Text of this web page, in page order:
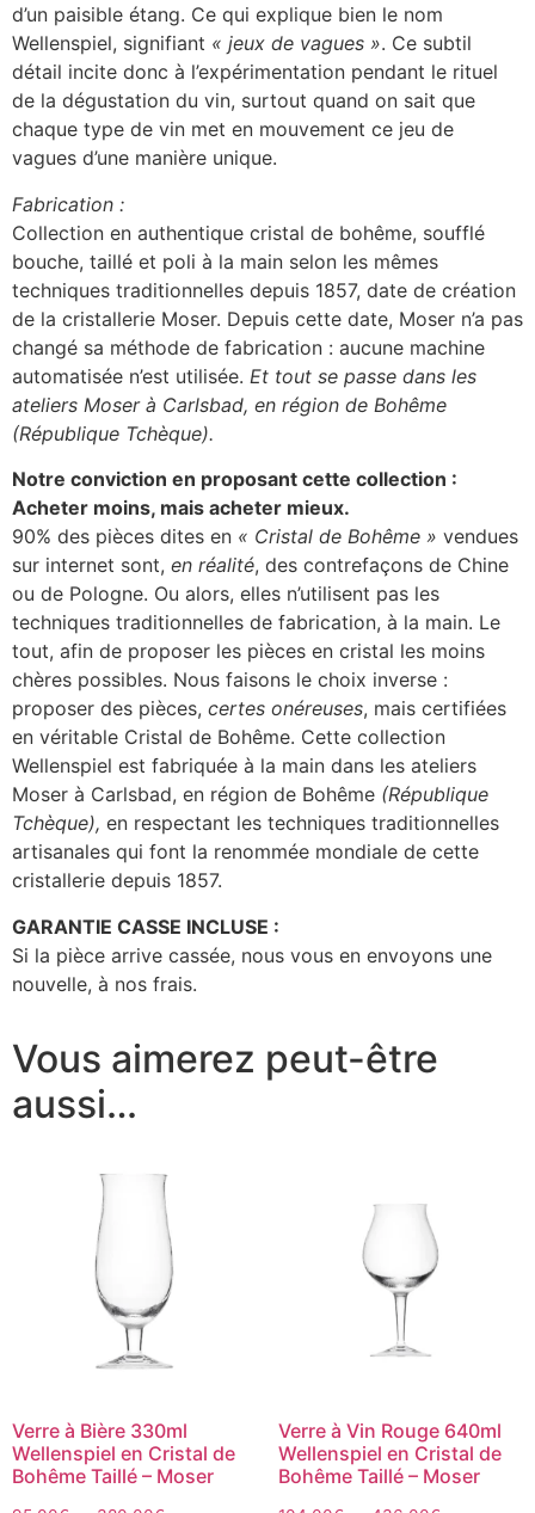
d’un paisible étang. Ce qui explique bien le nom
Wellenspiel, signifiant « jeux de vagues ». Ce subtil
détail incite donc à l’expérimentation pendant le rituel
de la dégustation du vin, surtout quand on sait que
chaque type de vin met en mouvement ce jeu de
vagues d’une manière unique.
Fabrication :
Collection en authentique cristal de bohême, soufflé
bouche, taillé et poli à la main selon les mêmes
techniques traditionnelles depuis 1857, date de création
de la cristallerie Moser. Depuis cette date, Moser n’a pas
changé sa méthode de fabrication : aucune machine
automatisée n’est utilisée. Et tout se passe dans les
ateliers Moser à Carlsbad, en région de Bohême
(République Tchèque).
Notre conviction en proposant cette collection :
Acheter moins, mais acheter mieux.
90% des pièces dites en « Cristal de Bohême » vendues
sur internet sont, en réalité, des contrefaçons de Chine
ou de Pologne. Ou alors, elles n’utilisent pas les
techniques traditionnelles de fabrication, à la main. Le
tout, afin de proposer les pièces en cristal les moins
chères possibles. Nous faisons le choix inverse :
proposer des pièces, certes onéreuses, mais certifiées
en véritable Cristal de Bohême. Cette collection
Wellenspiel est fabriquée à la main dans les ateliers
Moser à Carlsbad, en région de Bohême (République
Tchèque), en respectant les techniques traditionnelles
artisanales qui font la renommée mondiale de cette
cristallerie depuis 1857.
GARANTIE CASSE INCLUSE :
Si la pièce arrive cassée, nous vous en envoyons une
nouvelle, à nos frais.
Vous aimerez peut-être
aussi…
Verre à Bière 330ml
Wellenspiel en Cristal de
Bohême Taillé – Moser
Verre à Vin Rouge 640ml
Wellenspiel en Cristal de
Bohême Taillé – Moser